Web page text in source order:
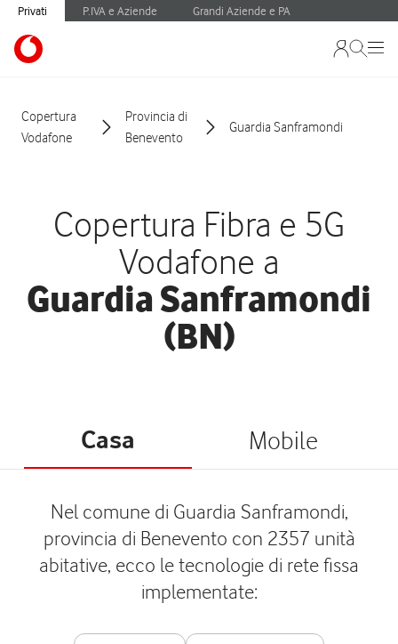
Privati P.IVA e Aziende Grandi Aziende e PA
Copertura
Vodafone
Provincia di
Benevento
Guardia Sanframondi
Copertura Fibra e 5G
Vodafone a
Guardia Sanframondi
(BN)
Casa Mobile
Nel comune di Guardia Sanframondi,
provincia di Benevento con 2357 unità
abitative, ecco le tecnologie di rete fissa
implementate: